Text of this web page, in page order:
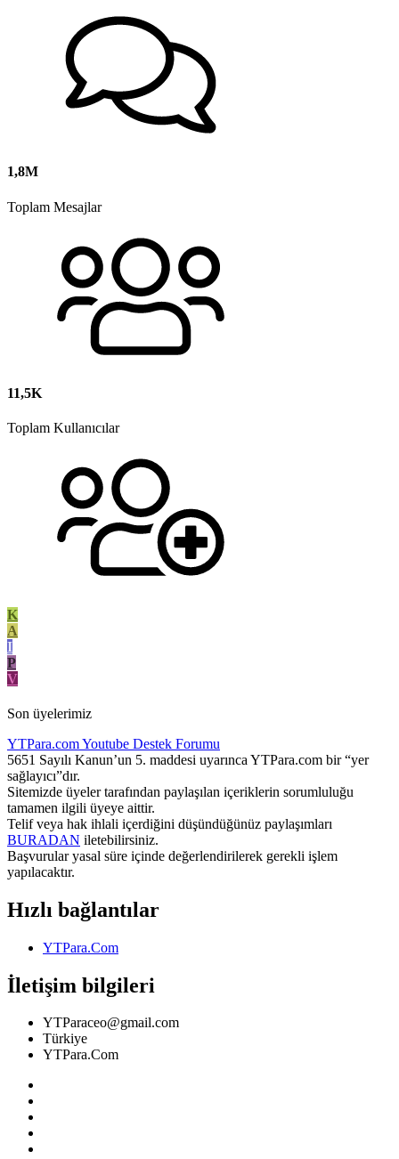
1,8M
Toplam Mesajlar
11,5K
Toplam Kullanıcılar
K
A
I
P
V
Son üyelerimiz
YTPara.comYoutube Destek Forumu
5651 Sayılı Kanun’un 5. maddesi uyarınca YTPara.com bir “yer
sağlayıcı”dır.
Sitemizde üyeler tarafından paylaşılan içeriklerin sorumluluğu
tamamen ilgili üyeye aittir.
Telif veya hak ihlali içerdiğini düşündüğünüz paylaşımları
BURADAN iletebilirsiniz.
Başvurular yasal süre içinde değerlendirilerek gerekli işlem
yapılacaktır.
Hızlı bağlantılar
YTPara.Com
İletişim bilgileri
YTParaceo@gmail.com
Türkiye
YTPara.Com